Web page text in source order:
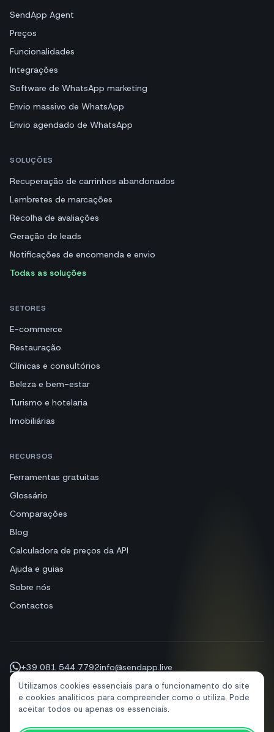
Utilizamos cookies essenciais para o funcionamento do site
e cookies analíticos para compreender como o utiliza. Pode
aceitar todos ou apenas os essenciais.
SendApp Agent
Preços
Funcionalidades
Integrações
Software de WhatsApp marketing
Envio massivo de WhatsApp
Envio agendado de WhatsApp
SOLUÇÕES
Recuperação de carrinhos abandonados
Lembretes de marcações
Recolha de avaliações
Geração de leads
Notificações de encomenda e envio
Todas as soluções
SETORES
E-commerce
Restauração
Clínicas e consultórios
Beleza e bem-estar
Turismo e hotelaria
Imobiliárias
RECURSOS
Ferramentas gratuitas
Glossário
Comparações
Blog
Calculadora de preços da API
Ajuda e guias
Sobre nós
Contactos
+39 081 544 7792info@sendapp.live
IT EN ES FR PT
© 2026 SendApp. Todos os direitos reservados. WhatsApp é uma